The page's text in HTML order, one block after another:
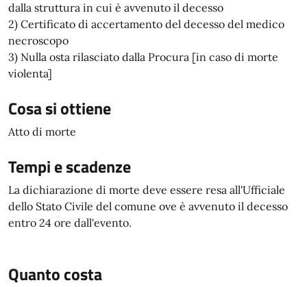
dalla struttura in cui è avvenuto il decesso
2) Certificato di accertamento del decesso del medico
necroscopo
3) Nulla osta rilasciato dalla Procura [in caso di morte
violenta]
Cosa si ottiene
Atto di morte
Tempi e scadenze
La dichiarazione di morte deve essere resa all'Ufficiale
dello Stato Civile del comune ove è avvenuto il decesso
entro 24 ore dall'evento.
Quanto costa